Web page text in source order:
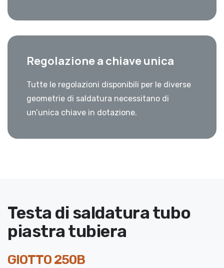
Regolazione a chiave unica
Tutte le regolazioni disponibili per le diverse
geometrie di saldatura necessitano di
un’unica chiave in dotazione.
Testa di saldatura tubo
piastra tubiera
GIOTTO 250B